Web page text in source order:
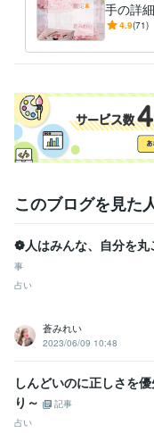
手の詳
ッセー
4.9(71)
このブログを見た
❁人はみんな、自分を
事
占い
蒼みれい
2023/06/09 10:48
しんどいのに正しさを
り～
記事
占い